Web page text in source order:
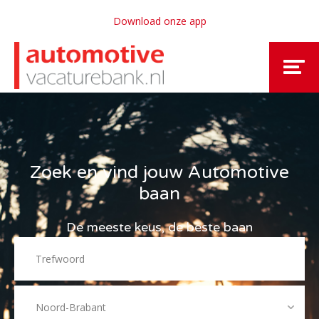
Download onze app
Zoek en vind jouw Automotive
baan
De meeste keus, de beste baan